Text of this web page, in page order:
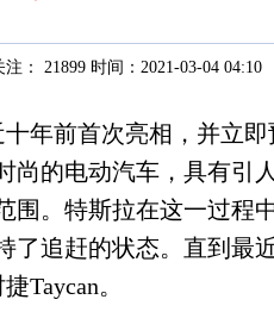
注： 21899 时间：2021-03-04 04:10
年前首次亮相，并立
尚的电动汽车，具有引
围。特斯拉在这一过程
了追赶的状态。直到最
Taycan。